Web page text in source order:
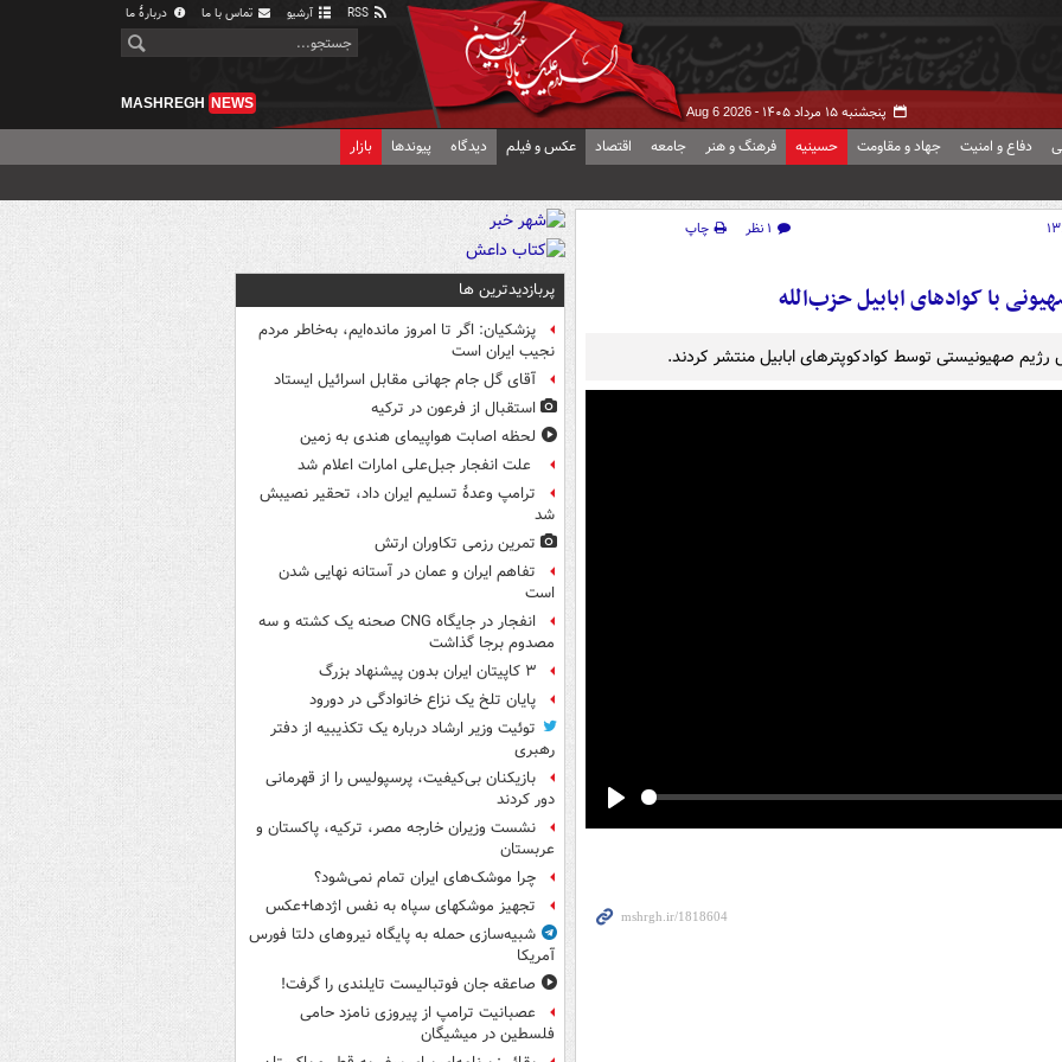
آرشیو تماس با ما دربارهٔ ما
پنجشنبه ۱۵ مرداد ۱۴۰۵ - Aug 6 2026
MASHREGH NEWS
دفاع و امنیت جهاد و مقاومت حسینیه فرهنگ و هنر جامعه اقتصاد عکس و فیلم دیدگاه پیوندها بازار
۱ نظر
چاپ
با کوادهای ابابیل حزب‌الله
رژیم صهیونیستی توسط کوادکوپترهای ابابیل منتشر کردند.
پربازدیدترین ها
پزشکیان: اگر تا امروز مانده‌ایم، به‌خاطر مردم
نجیب ایران است
آقای گل جام جهانی مقابل اسرائیل ایستاد
استقبال از فرعون در ترکیه
لحظه اصابت هواپیمای هندی به زمین
علت انفجار جبل‌علی امارات اعلام شد
ترامپ وعدۀ تسلیم ایران داد، تحقیر نصیبش
شد
تمرین رزمی تکاوران ارتش
تفاهم ایران و عمان در آستانه نهایی شدن
است
انفجار در جایگاه CNG صحنه یک کشته و سه
مصدوم برجا گذاشت
۳ کاپیتان ایران بدون پیشنهاد بزرگ
پایان تلخ یک نزاع خانوادگی در دورود
توئیت وزیر ارشاد درباره یک تکذیبیه از دفتر
رهبری
بازیکنان بی‌کیفیت، پرسپولیس را از قهرمانی
دور کردند
نشست وزیران خارجه مصر، ترکیه، پاکستان و
عربستان
چرا موشک‌های ایران تمام نمی‌شود؟
تجهیز موشکهای سپاه به نفس اژدها+عکس
شبیه‌سازی حمله به پایگاه نیروهای دلتا فورس
آمریکا
صاعقه جان فوتبالیست تایلندی را گرفت!
عصبانیت ترامپ از پیروزی نامزد حامی
فلسطین در میشیگان